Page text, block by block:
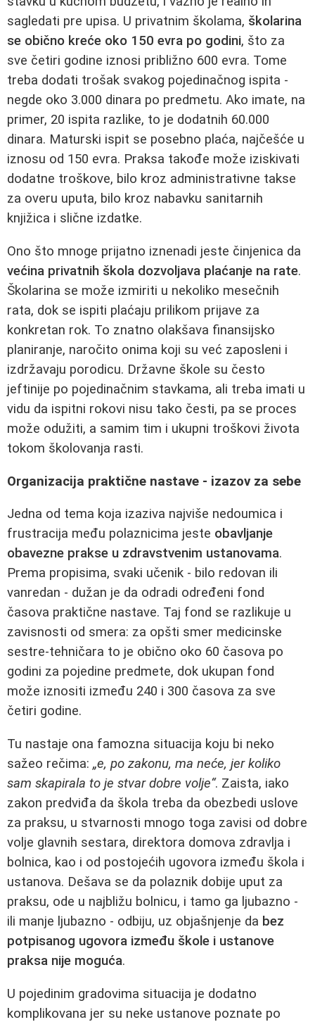
sagledati pre upisa. U privatnim školama, školarina
se obično kreće oko 150 evra po godini, što za
sve četiri godine iznosi približno 600 evra. Tome
treba dodati trošak svakog pojedinačnog ispita -
negde oko 3.000 dinara po predmetu. Ako imate, na
primer, 20 ispita razlike, to je dodatnih 60.000
dinara. Maturski ispit se posebno plaća, najčešće u
iznosu od 150 evra. Praksa takođe može iziskivati
dodatne troškove, bilo kroz administrativne takse
za overu uputa, bilo kroz nabavku sanitarnih
knjižica i slične izdatke.
Ono što mnoge prijatno iznenadi jeste činjenica da
većina privatnih škola dozvoljava plaćanje na rate.
Školarina se može izmiriti u nekoliko mesečnih
rata, dok se ispiti plaćaju prilikom prijave za
konkretan rok. To znatno olakšava finansijsko
planiranje, naročito onima koji su već zaposleni i
izdržavaju porodicu. Državne škole su često
jeftinije po pojedinačnim stavkama, ali treba imati u
vidu da ispitni rokovi nisu tako česti, pa se proces
može odužiti, a samim tim i ukupni troškovi života
tokom školovanja rasti.
Organizacija praktične nastave - izazov za sebe
Jedna od tema koja izaziva najviše nedoumica i
frustracija među polaznicima jeste obavljanje
obavezne prakse u zdravstvenim ustanovama.
Prema propisima, svaki učenik - bilo redovan ili
vanredan - dužan je da odradi određeni fond
časova praktične nastave. Taj fond se razlikuje u
zavisnosti od smera: za opšti smer medicinske
sestre-tehničara to je obično oko 60 časova po
godini za pojedine predmete, dok ukupan fond
može iznositi između 240 i 300 časova za sve
četiri godine.
Tu nastaje ona famozna situacija koju bi neko
sažeo rečima: „e, po zakonu, ma neće, jer koliko
sam skapirala to je stvar dobre volje“. Zaista, iako
zakon predviđa da škola treba da obezbedi uslove
za praksu, u stvarnosti mnogo toga zavisi od dobre
volje glavnih sestara, direktora domova zdravlja i
bolnica, kao i od postojećih ugovora između škola i
ustanova. Dešava se da polaznik dobije uput za
praksu, ode u najbližu bolnicu, i tamo ga ljubazno -
ili manje ljubazno - odbiju, uz objašnjenje da bez
potpisanog ugovora između škole i ustanove
praksa nije moguća.
U pojedinim gradovima situacija je dodatno
komplikovana jer su neke ustanove poznate po